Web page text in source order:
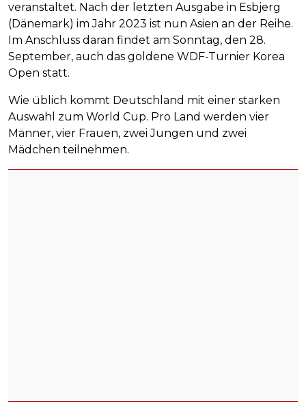
veranstaltet. Nach der letzten Ausgabe in Esbjerg
(Dänemark) im Jahr 2023 ist nun Asien an der Reihe.
Im Anschluss daran findet am Sonntag, den 28.
September, auch das goldene WDF-Turnier Korea
Open statt.
Wie üblich kommt Deutschland mit einer starken
Auswahl zum World Cup. Pro Land werden vier
Männer, vier Frauen, zwei Jungen und zwei
Mädchen teilnehmen.